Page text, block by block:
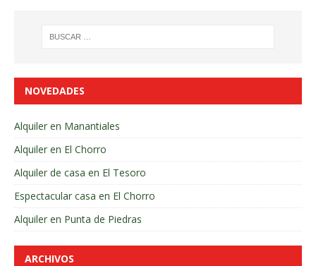
NOVEDADES
Alquiler en Manantiales
Alquiler en El Chorro
Alquiler de casa en El Tesoro
Espectacular casa en El Chorro
Alquiler en Punta de Piedras
ARCHIVOS